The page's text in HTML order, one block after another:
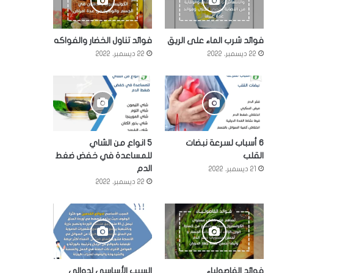
فوائد شرب الماء على الريق
22 ديسمبر، 2022
فوائد تناول الخضار والفواكه
22 ديسمبر، 2022
6 أسباب لسرعة نبضات
القلب
21 ديسمبر، 2022
5 انواع من الشاي
للمساعدة في خفض ضغط
الدم
22 ديسمبر، 2022
فوائد الفاصولياء السبب الأساسي لدوالي